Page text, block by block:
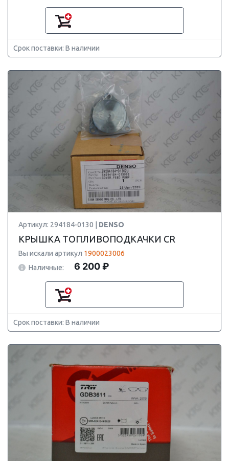
Срок поставки: В наличии
Артикул: 294184-0130 | DENSO
КРЫШКА ТОПЛИВОПОДКАЧКИ CR
Вы искали артикул 1900023006
Наличные:
6 200 ₽
Срок поставки: В наличии